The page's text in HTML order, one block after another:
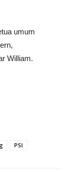
umum
William.
PSI